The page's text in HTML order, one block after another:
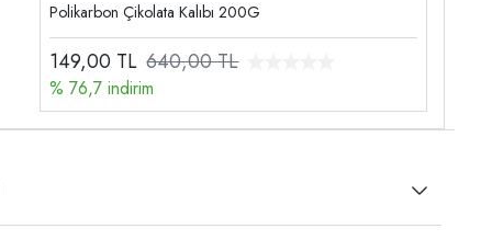
Polikarbon Çikolata Kalıbı 200G
149,00 TL 640,00 TL
% 76,7 indirim